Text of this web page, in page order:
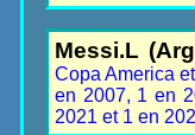
Messi.L
Copa America
en 2007, 1 en
2021 et 1 en